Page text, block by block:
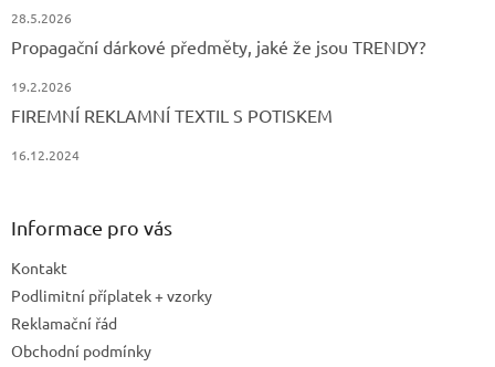
28.5.2026
Propagační dárkové předměty, jaké že jsou TRENDY?
19.2.2026
FIREMNÍ REKLAMNÍ TEXTIL S POTISKEM
16.12.2024
Informace pro vás
Kontakt
Podlimitní příplatek + vzorky
Reklamační řád
Obchodní podmínky